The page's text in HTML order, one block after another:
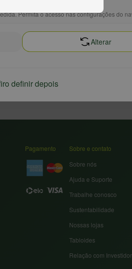
Pagamento
Sobre e contato
Sobre nós
Ajuda e Suporte
Trabalhe conosco
Sustentabilidade
Nossas lojas
Tabloides
Relação com
Permita o acesso nas configurações do
Alterar
definir depois